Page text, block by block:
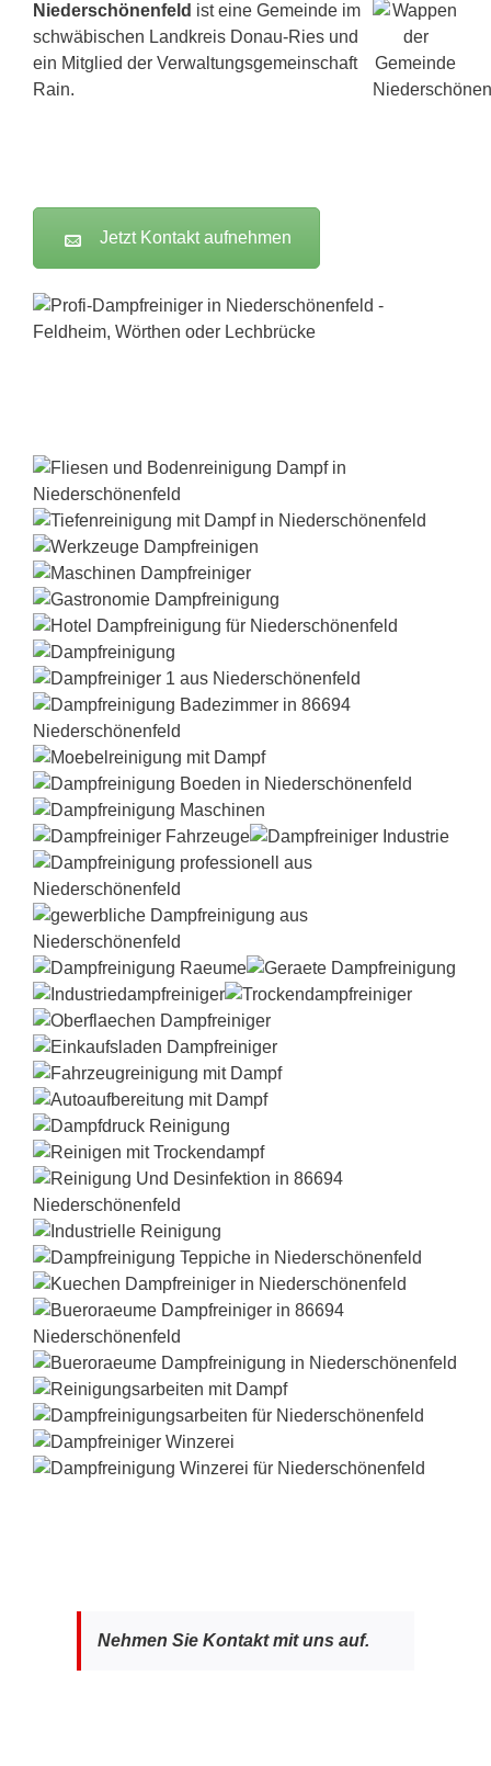
Niederschönenfeld ist eine Gemeinde im
schwäbischen Landkreis Donau-Ries und
ein Mitglied der Verwaltungsgemeinschaft
Rain.
Jetzt Kontakt aufnehmen
Nehmen Sie Kontakt mit uns auf.